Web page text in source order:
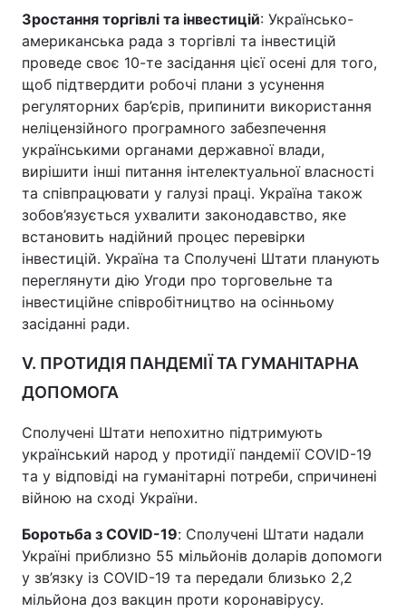
Зростання торгівлі та інвестицій: Українсько-
американська рада з торгівлі та інвестицій
проведе своє 10-те засідання цієї осені для того,
щоб підтвердити робочі плани з усунення
регуляторних бар’єрів, припинити використання
неліцензійного програмного забезпечення
українськими органами державної влади,
вирішити інші питання інтелектуальної власності
та співпрацювати у галузі праці. Україна також
зобов’язується ухвалити законодавство, яке
встановить надійний процес перевірки
інвестицій. Україна та Сполучені Штати планують
переглянути дію Угоди про торговельне та
інвестиційне співробітництво на осінньому
засіданні ради.
V. ПРОТИДІЯ ПАНДЕМІЇ ТА ГУМАНІТАРНА
ДОПОМОГА
Сполучені Штати непохитно підтримують
український народ у протидії пандемії COVID-19
та у відповіді на гуманітарні потреби, спричинені
війною на сході України.
Боротьба з COVID-19: Сполучені Штати надали
Україні приблизно 55 мільйонів доларів допомоги
у зв’язку із COVID-19 та передали близько 2,2
мільйона доз вакцин проти коронавірусу.